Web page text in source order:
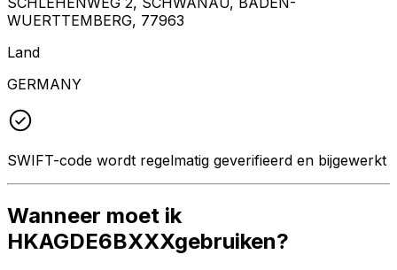
WUERTTEMBERG, 77963
Land
GERMANY
SWIFT-code wordt regelmatig geverifieerd en bijgewerkt
Wanneer moet ik
HKAGDE6BXXXgebruiken?